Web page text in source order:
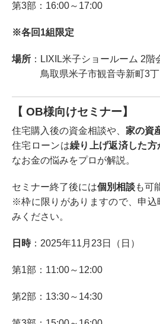
第3部：16:00～17:00
※各回1組限定
場所 ： LIXIL米子ショールーム 2階
鳥取県米子市観音寺新町3丁
【 OB様向けセミナー】
住宅購入後の資金相談や、 家の資
住宅ローンは繰り上げ返済した方
なお金の悩みをプロが解説。
セミナー終了後には個別相談も可
※枠に限りがありますので、申込
みください。
日時：2025年11月23日（日）
第1部：11:00～12:00
第2部：13:30～14:30